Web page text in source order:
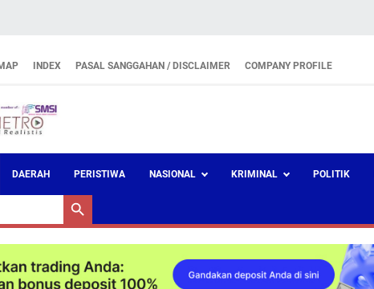
INDEX PASAL SANGGAHAN / DISCLAIMER COMPANY PROFILE
DAERAH PERISTIWA NASIONAL KRIMINAL POLITIK